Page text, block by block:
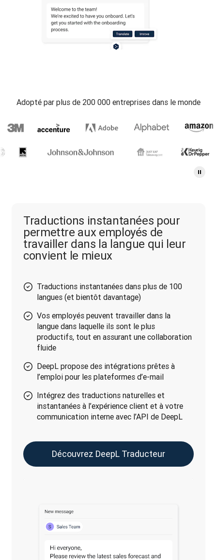
Adopté par plus de 200 000 entreprises dans le monde
Traductions instantanées pour
permettre aux employés de
travailler dans la langue qui leur
convient le mieux
Traductions instantanées dans plus de 100
langues (et bientôt davantage)
Vos employés peuvent travailler dans la
langue dans laquelle ils sont le plus
productifs, tout en assurant une collaboration
fluide
DeepL propose des intégrations prêtes à
l’emploi pour les plateformes d’e-mail
Intégrez des traductions naturelles et
instantanées à l’expérience client et à votre
communication interne avec l’API de DeepL
Découvrez DeepL Traducteur